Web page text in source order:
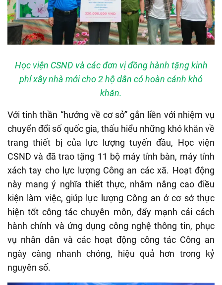
Học viện CSND và các đơn vị đồng hành tặng kinh
phí xây nhà mới cho 2 hộ dân có hoàn cảnh khó
khăn.
Với tinh thần “hướng về cơ sở” gắn liền với nhiệm vụ
chuyển đổi số quốc gia, thấu hiểu những khó khăn về
trang thiết bị của lực lượng tuyến đầu, Học viện
CSND và đã trao tặng 11 bộ máy tính bàn, máy tính
xách tay cho lực lượng Công an các xã. Hoạt động
này mang ý nghĩa thiết thực, nhằm nâng cao điều
kiện làm việc, giúp lực lượng Công an ở cơ sở thực
hiện tốt công tác chuyên môn, đẩy mạnh cải cách
hành chính và ứng dụng công nghệ thông tin, phục
vụ nhân dân và các hoạt động công tác Công an
ngày càng nhanh chóng, hiệu quả hơn trong kỷ
nguyên số.